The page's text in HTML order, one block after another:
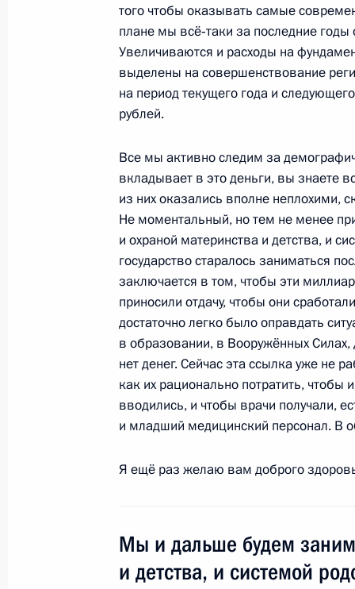
Указы о присвоении специальных
на должность сотрудников органов
15 июня 2011 года, 09:00
14 июня 2011 года, вторник
Указы о присвоении специальных
на должность сотрудников органов
14 июня 2011 года, 11:20
9 июня 2011 года, четверг
В Кремле вручены
российских средств массовой
9 июня 2011 года, 18:30 Москва, Кремль
7 июня 2011 года, вторник
Президента Сергея Нарышкина
по вопросам гражданства
7 июня 2011 года, 19:00
того чтобы оказывать самые
плане мы всё‑таки за последние
Увеличиваются и расходы на
выделены на совершенствование
на период текущего года и
рублей.
Все мы активно следим за
вкладывает в это деньги, вы знаете
из них оказались вполне неплохими,
Не моментальный, но тем не менее
и охраной материнства и детства, и
государство старалось заниматься
заключается в том, чтобы эти
приносили отдачу, чтобы они
достаточно легко было оправдать
в образовании, в Вооружённых Силах,
нет денег. Сейчас эта ссылка уже не
как их рационально потратить, чтобы
вводились, и чтобы врачи получали,
и младший медицинский персонал. В
Я ещё раз желаю вам доброго
Мы и дальше будем
и детства, и системой